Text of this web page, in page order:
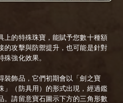
上的特殊珠寶，能賦予您數十種額
的攻擊與防禦提升，也可能是針對
強化效果。
裝飾品，它們初期會以「劍之寶
」（防具用）的形式出現，經過鑑
。請留意寶石圖示下方的三角形數